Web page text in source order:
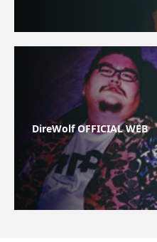
DireWolf OFFICIAL WEB